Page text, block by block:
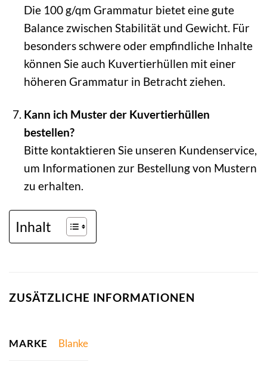
Die 100 g/qm Grammatur bietet eine gute
Balance zwischen Stabilität und Gewicht. Für
besonders schwere oder empfindliche Inhalte
können Sie auch Kuvertierhüllen mit einer
höheren Grammatur in Betracht ziehen.
Kann ich Muster der Kuvertierhüllen
bestellen?
Bitte kontaktieren Sie unseren Kundenservice,
um Informationen zur Bestellung von Mustern
zu erhalten.
Inhalt
ZUSÄTZLICHE INFORMATIONEN
MARKE Blanke